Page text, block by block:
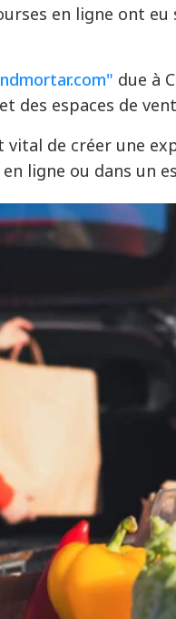
en ligne ont
due à
des espaces de
de créer une
ligne ou dans un